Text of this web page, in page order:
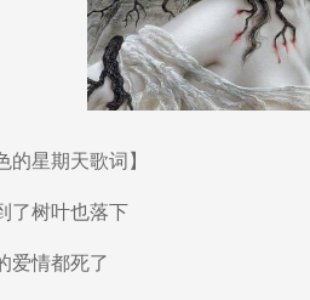
期天歌词】
树叶也落下
情都死了